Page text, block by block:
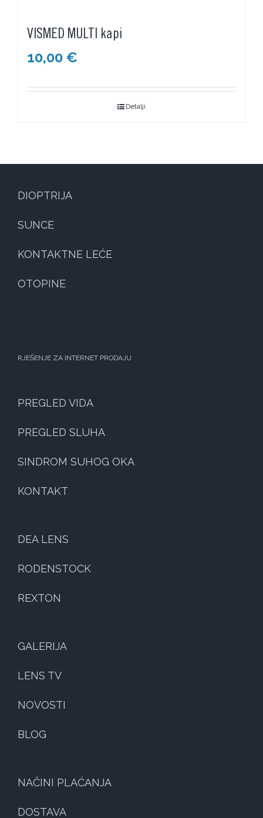
VISMED MULTI kapi
10,00 €
Detalji
DIOPTRIJA
SUNCE
KONTAKTNE LEĆE
OTOPINE
RJEŠENJE ZA INTERNET PRODAJU
PREGLED VIDA
PREGLED SLUHA
SINDROM SUHOG OKA
KONTAKT
DEA LENS
RODENSTOCK
REXTON
GALERIJA
LENS TV
NOVOSTI
BLOG
NAČINI PLAĆANJA
DOSTAVA